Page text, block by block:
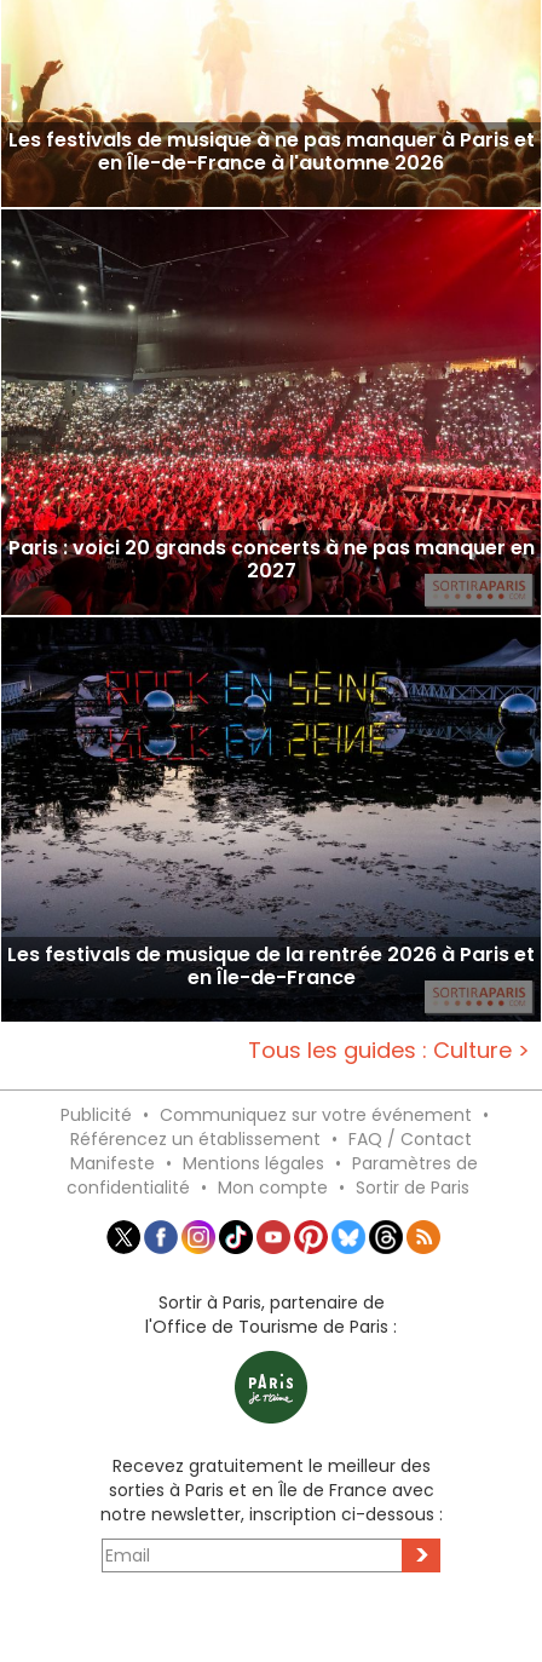
Les festivals de musique à ne pas manquer à Paris et
en Île-de-France à l'automne 2026
Paris : voici 20 grands concerts à ne pas manquer en
2027
Les festivals de musique de la rentrée 2026 à Paris et
en Île-de-France
Tous les guides : Culture >
Publicité • Communiquez sur votre événement •
Référencez un établissement • FAQ / Contact
Manifeste • Mentions légales • Paramètres de
confidentialité • Mon compte • Sortir de Paris
Sortir à Paris, partenaire de
l'Office de Tourisme de Paris :
Recevez gratuitement le meilleur des
sorties à Paris et en Île de France avec
notre newsletter, inscription ci-dessous :
>